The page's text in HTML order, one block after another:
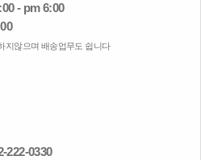
- pm 6:00
지않으며 배송업무도 쉽니다
222-0330